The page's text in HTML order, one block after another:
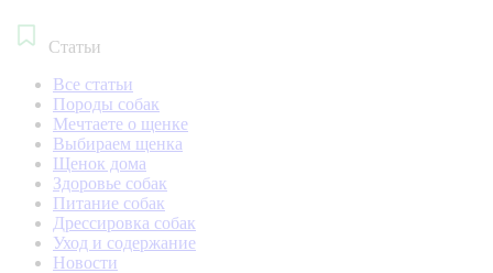
Статьи
Все статьи
Породы собак
Мечтаете о щенке
Выбираем щенка
Щенок дома
Здоровье собак
Питание собак
Дрессировка собак
Уход и содержание
Новости